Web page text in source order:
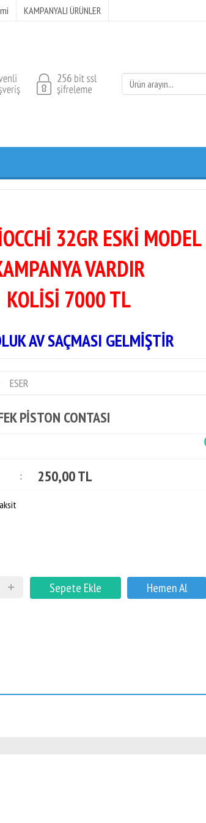
KAMPANYALI ÜRÜNLER
32GR ESKİ
VARDIR
KOLİSİ 7000 TL
GELMİŞTİR
ESER
PİSTON CONTASI
: 250,00 TL